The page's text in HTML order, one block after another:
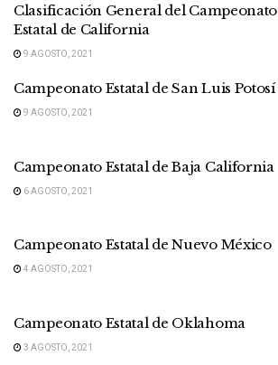
Clasificación General del Campeonato
Estatal de California
9 AGOSTO, 2021
Campeonato Estatal de San Luis Potosí
9 AGOSTO, 2021
Campeonato Estatal de Baja California
6 AGOSTO, 2021
Campeonato Estatal de Nuevo México
4 AGOSTO, 2021
Campeonato Estatal de Oklahoma
3 AGOSTO, 2021